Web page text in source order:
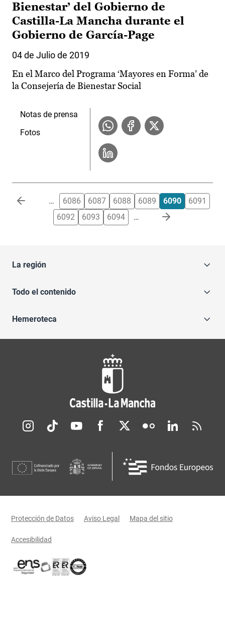
Bienestar’ del Gobierno de
Castilla-La Mancha durante el
Gobierno de García-Page
04 de Julio de 2019
En el Marco del Programa ‘Mayores en Forma’ de
la Consejería de Bienestar Social
Notas de prensa
Fotos
Paginación … 6086 6087 6088 6089 6090
6091
6092
6093 6094 …
La región
Todo el contenido
Hemeroteca
Redes sociales JCCM
Menú legal
Protección de Datos Aviso Legal Mapa del sitio
Accesibilidad